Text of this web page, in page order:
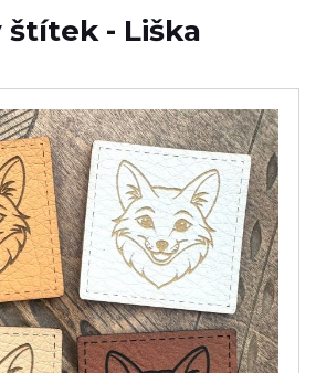
štítek - Liška